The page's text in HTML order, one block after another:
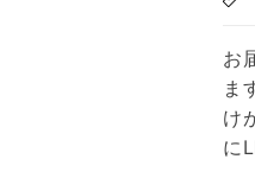
お
ま
け
に